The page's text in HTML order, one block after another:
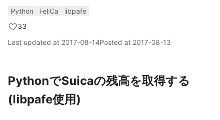
Python FeliCa
libpafe
33
Last updated at 2017-08-14Posted at 2017-08-13
PythonでSuicaの残高を取得する
(libpafe使用)